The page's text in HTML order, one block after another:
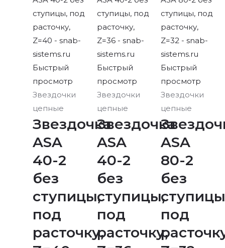
Быстрый
просмотр
Звездочки
цепные
Звездочка
ASA
40-2
без
ступицы,
под
расточку,
Быстрый
просмотр
Звездочки
цепные
Звездочка
ASA
40-2
без
ступицы,
под
расточку,
Быстрый
просмотр
Звездочки
цепные
ASA
80-2
без
под